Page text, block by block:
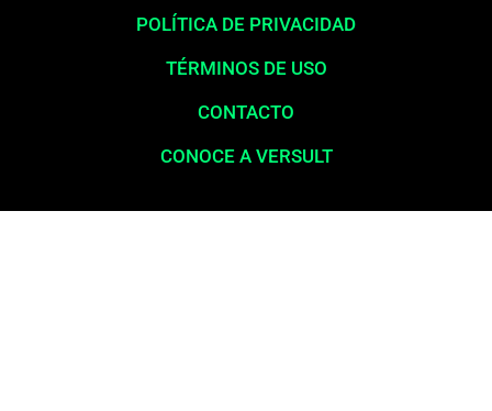
POLÍTICA DE PRIVACIDAD
TÉRMINOS DE USO
CONTACTO
CONOCE A VERSULT